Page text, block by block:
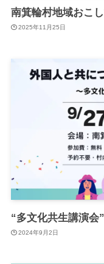
南箕輪村地域おこ
2025年11月25日
“多文化共生講演会
2024年9月2日